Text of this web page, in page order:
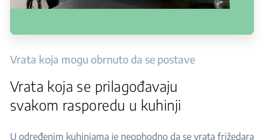
Vrata koja mogu obrnuto da se postave
Vrata koja se prilagođavaju
svakom rasporedu u kuhinji
U određenim kuhinjama je neophodno da se vrata frižedara